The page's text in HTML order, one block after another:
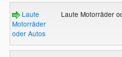
Laute
Motorräder
oder Autos
Laute Motorräder